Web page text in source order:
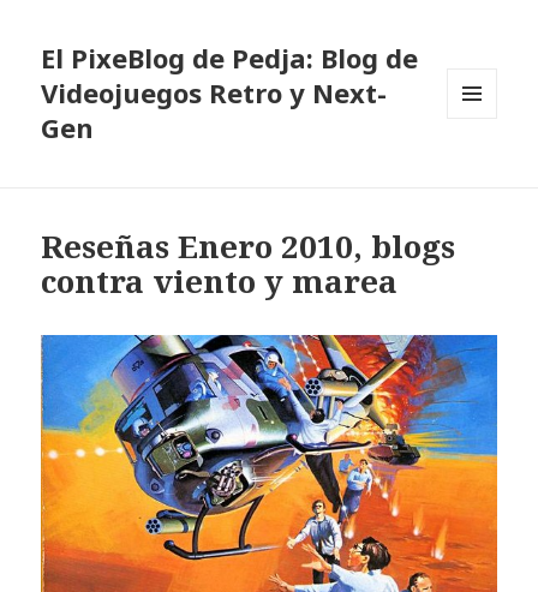
El PixeBlog de Pedja: Blog de
Videojuegos Retro y Next-
Gen
Reseñas Enero 2010, blogs
contra viento y marea